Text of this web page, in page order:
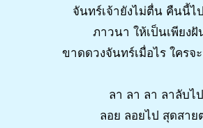
จันทร์เจ้ายังไม่ตื่น คืนนี้ไ
ภาวนา ให้เป็นเพียงฝั
ขาดดวงจันทร์เมื่อไร ใครจ
ลา ลา ลา ลาลับไป
ลอย ลอยไป สุดสาย